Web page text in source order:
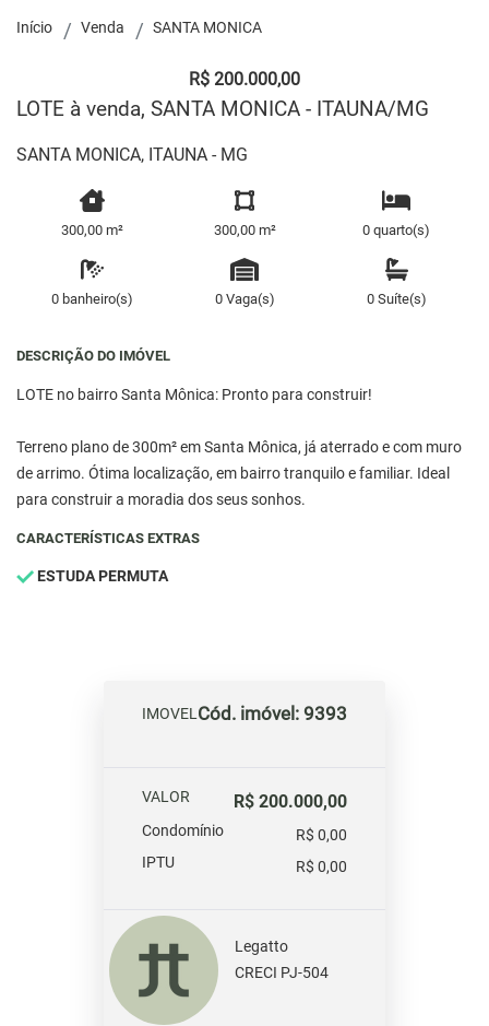
Início Venda SANTA MONICA
R$ 200.000,00
LOTE à venda, SANTA MONICA - ITAUNA/MG
SANTA MONICA, ITAUNA - MG
300,00 m² 300,00 m² 0 quarto(s)
0 banheiro(s) 0 Vaga(s) 0 Suíte(s)
DESCRIÇÃO DO IMÓVEL
LOTE no bairro Santa Mônica: Pronto para construir!
Terreno plano de 300m² em Santa Mônica, já aterrado e com muro
de arrimo. Ótima localização, em bairro tranquilo e familiar. Ideal
para construir a moradia dos seus sonhos.
CARACTERÍSTICAS EXTRAS
ESTUDA PERMUTA
IMOVELCód. imóvel: 9393
VALOR R$ 200.000,00
Condomínio
R$ 0,00
IPTU
R$ 0,00
Legatto
CRECI PJ-504